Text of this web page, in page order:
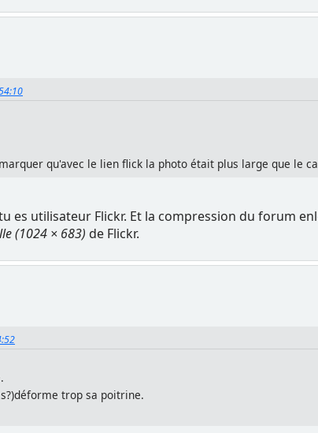
qu'avec le lien flick la photo était plus large que le
es utilisateur Flickr. Et la compression du forum
(1024 × 683) de Flickr.
trop sa poitrine.